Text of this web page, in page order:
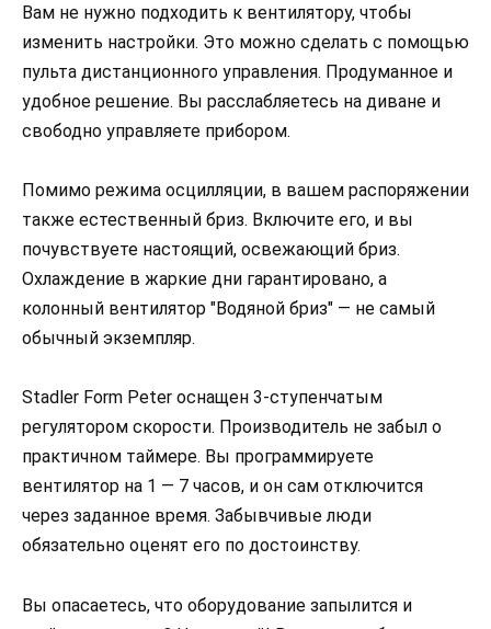
Вам не нужно подходить к вентилятору, чтобы
изменить настройки. Это можно сделать с помощью
пульта дистанционного управления. Продуманное и
удобное решение. Вы расслабляетесь на диване и
свободно управляете прибором.
Помимо режима осцилляции, в вашем распоряжении
также естественный бриз. Включите его, и вы
почувствуете настоящий, освежающий бриз.
Охлаждение в жаркие дни гарантировано, а
колонный вентилятор "Водяной бриз" — не самый
обычный экземпляр.
Stadler Form Peter оснащен 3-ступенчатым
регулятором скорости. Производитель не забыл о
практичном таймере. Вы программируете
вентилятор на 1 — 7 часов, и он сам отключится
через заданное время. Забывчивые люди
обязательно оценят его по достоинству.
Вы опасаетесь, что оборудование запылится и